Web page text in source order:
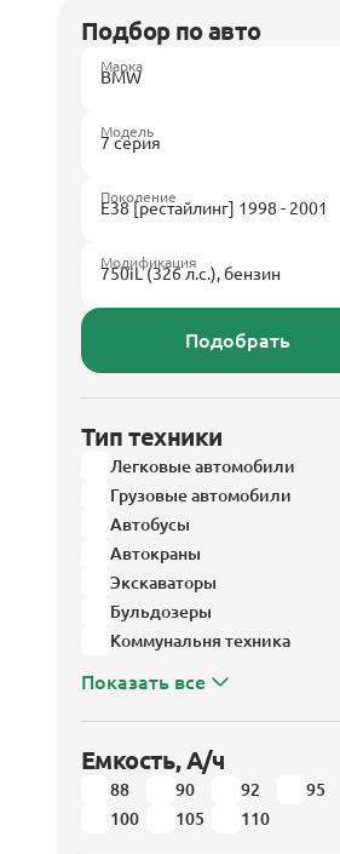
Подбор по авто
Марка
Модель
Поколение
Модификация
Подобрать
Тип техники
Легковые автомобили
Грузовые автомобили
Автобусы
Автокраны
Экскаваторы
Бульдозеры
Коммунальня техника
Показать все
Емкость, А/ч
88 90 92
95
100
105 110